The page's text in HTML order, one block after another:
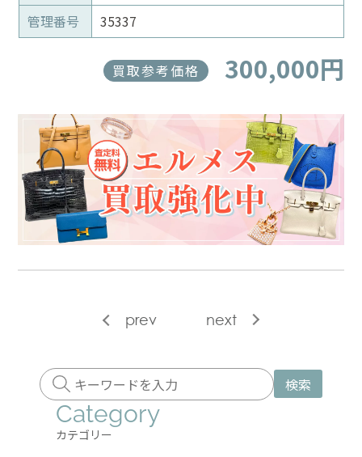
管理番号
35337
買取参考価格 300,000円
prev next
検索
Category
カテゴリー